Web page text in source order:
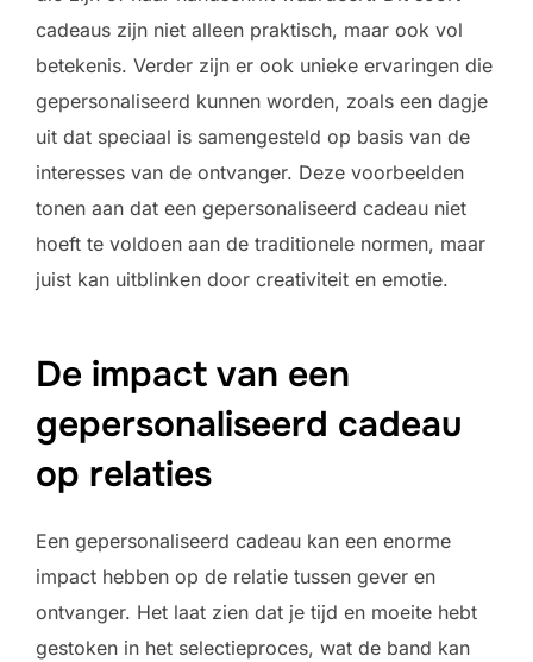
cadeaus zijn niet alleen praktisch, maar ook vol
betekenis. Verder zijn er ook unieke ervaringen die
gepersonaliseerd kunnen worden, zoals een dagje
uit dat speciaal is samengesteld op basis van de
interesses van de ontvanger. Deze voorbeelden
tonen aan dat een gepersonaliseerd cadeau niet
hoeft te voldoen aan de traditionele normen, maar
juist kan uitblinken door creativiteit en emotie.
De impact van een
gepersonaliseerd cadeau
op relaties
Een gepersonaliseerd cadeau kan een enorme
impact hebben op de relatie tussen gever en
ontvanger. Het laat zien dat je tijd en moeite hebt
gestoken in het selectieproces, wat de band kan